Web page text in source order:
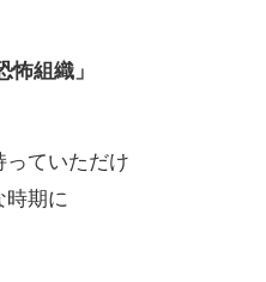
怖組織」
っていただけ
時期に